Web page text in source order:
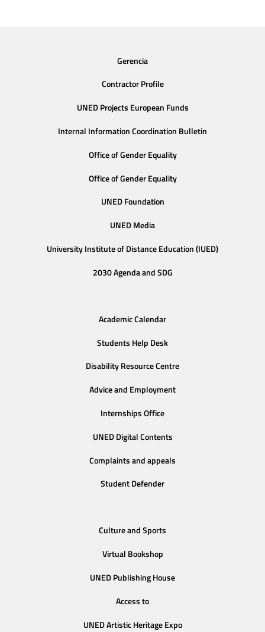
Gerencia
Contractor Profile
UNED Projects European Funds
Internal Information Coordination Bulletin
Office of Gender Equality
Office of Gender Equality
UNED Foundation
UNED Media
University Institute of Distance Education (IUED)
2030 Agenda and SDG
Academic Calendar
Students Help Desk
Disability Resource Centre
Advice and Employment
Internships Office
UNED Digital Contents
Complaints and appeals
Student Defender
Culture and Sports
Virtual Bookshop
UNED Publishing House
Access to
UNED Artistic Heritage Expo